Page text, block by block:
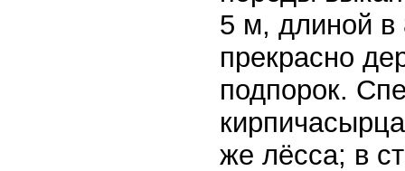
5 м, длиной
прекрасно
подпорок.
же лёсса; в